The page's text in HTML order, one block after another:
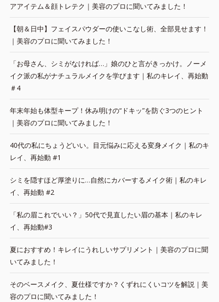
アアイテム＆顔トレテク｜美容のプロに聞いてみました！
【朝＆日中】フェイスパウダーの使いこなし術、全部見せます！
｜美容のプロに聞いてみました！
「お母さん、シミがなければ…」娘のひと言がきっかけ。ノーメ
イク派の私がナチュラルメイクを学びます｜私のキレイ、再始動
＃4
年末年始も体型キープ！休み明けの“ドキッ”を防ぐ3つのヒント
｜美容のプロに聞いてみました！
40代の私にちょうどいい。目元悩みに応える変身メイク｜私のキ
レイ、再始動 #1
シミを隠すほど厚塗りに…自然にカバーするメイク術｜私のキレ
イ、再始動 #2
「私の眉これでいい？」50代で見直したい眉の基本｜私のキレ
イ、再始動#3
夏におすすめ！キレイにうれしいサプリメント｜美容のプロに聞
いてみました！
そのベースメイク、夏仕様ですか？くずれにくいコツを解説｜美
容のプロに聞いてみました！